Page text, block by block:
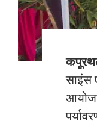
साइंस